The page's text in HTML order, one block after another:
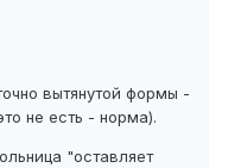
вытянутой формы -
не есть - норма).
"оставляет